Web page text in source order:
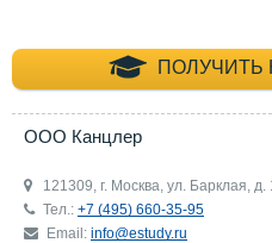
ПОЛУЧИТЬ
ООО Канцлер
121309, г. Москва, ул. Барклая, д.
Тел.: +7 (495) 660-35-95
Email: info@estudy.ru